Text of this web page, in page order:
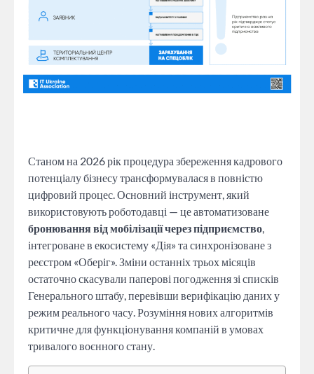
Станом на 2026 рік процедура збереження кадрового
потенціалу бізнесу трансформувалася в повністю
цифровий процес. Основний інструмент, який
використовують роботодавці — це автоматизоване
бронювання від мобілізації через підприємство,
інтегроване в екосистему «Дія» та синхронізоване з
реєстром «Оберіг». Зміни останніх трьох місяців
остаточно скасували паперові погодження зі списків
Генерального штабу, перевівши верифікацію даних у
режим реального часу. Розуміння нових алгоритмів
критичне для функціонування компаній в умовах
тривалого воєнного стану.